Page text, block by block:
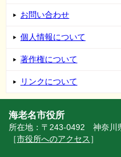
お問い合わせ
個人情報について
著作権について
リンクについて
海老名市役所
所在地：〒243-0492 神奈川
［市役所へのアクセス ］